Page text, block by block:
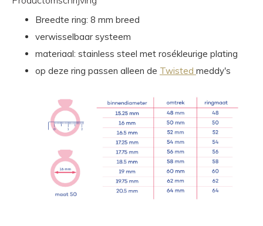
Breedte ring: 8 mm breed
verwisselbaar systeem
materiaal: stainless steel met rosékleurige plating
op deze ring passen alleen de Twisted meddy's